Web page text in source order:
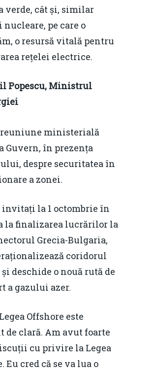
verde, cât și, similar
pe care o
o resursă vitală pentru
rețelei electrice.
Popescu, Ministrul
reuniune ministerială
Guvern, în prezența
despre securitatea în
a zonei.
invitați la 1 octombrie în
la finalizarea lucrărilor la
Grecia-Bulgaria,
coridorul
deschide o nouă rută de
a gazului azer.
Offshore este
de clară. Am avut foarte
cu privire la Legea
Eu cred că se va lua o